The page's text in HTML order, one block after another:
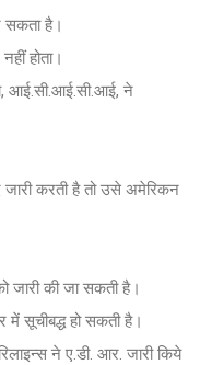
सकता है।
होता।
आई.सी.आई.सी.आई, ने
जारी करती है तो उसे अमेरिकन
जारी की जा सकती है।
सूचीबद्ध हो सकती है।
ने ए.डी. आर. जारी किये